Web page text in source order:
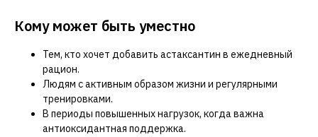
Кому может быть уместно
Тем, кто хочет добавить астаксантин в ежедневный
рацион.
Людям с активным образом жизни и регулярными
тренировками.
В периоды повышенных нагрузок, когда важна
антиоксидантная поддержка.